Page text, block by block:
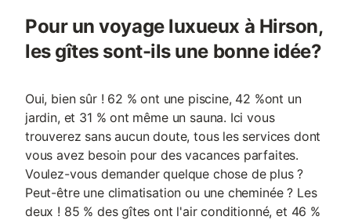
Pour un voyage luxueux à Hirson,
les gîtes sont-ils une bonne idée?
Oui, bien sûr ! 62 % ont une piscine, 42 %ont un
jardin, et 31 % ont même un sauna. Ici vous
trouverez sans aucun doute, tous les services dont
vous avez besoin pour des vacances parfaites.
Voulez-vous demander quelque chose de plus ?
Peut-être une climatisation ou une cheminée ? Les
deux ! 85 % des gîtes ont l'air conditionné, et 46 %